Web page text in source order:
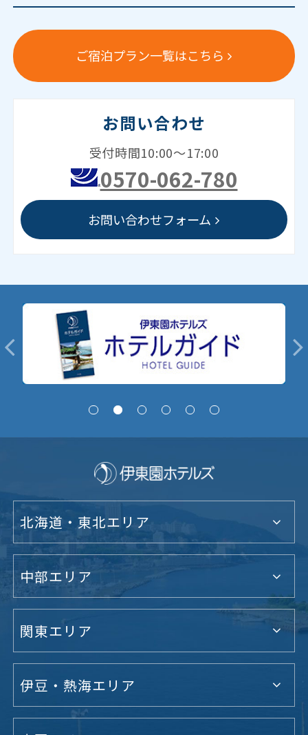
ご宿泊プラン一覧はこちら
お問い合わせ
受付時間10:00～17:00
0570-062-780
お問い合わせフォーム
北海道・東北エリア
中部エリア
関東エリア
伊豆・熱海エリア